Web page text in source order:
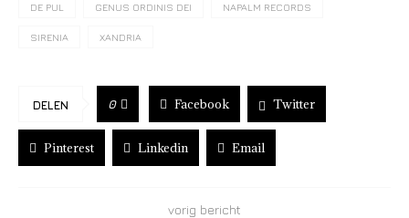
DE PUL GENUS ORDINIS DEI NAPALM RECORDS
SIRENIA XANDRIA
DELEN 0 Facebook Twitter
Pinterest Linkedin Email
vorig bericht